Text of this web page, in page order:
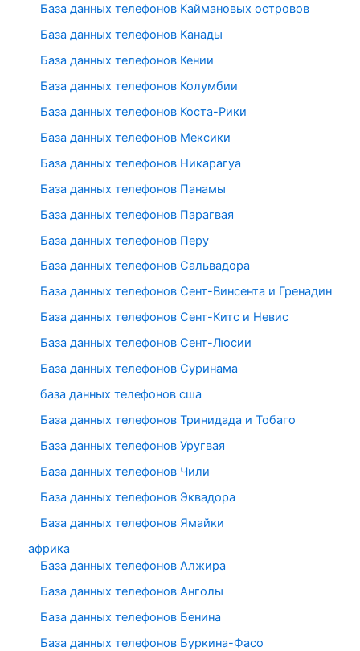
База данных телефонов Каймановых островов
База данных телефонов Канады
База данных телефонов Кении
База данных телефонов Колумбии
База данных телефонов Коста-Рики
База данных телефонов Мексики
База данных телефонов Никарагуа
База данных телефонов Панамы
База данных телефонов Парагвая
База данных телефонов Перу
База данных телефонов Сальвадора
База данных телефонов Сент-Винсента и Гренадин
База данных телефонов Сент-Китс и Невис
База данных телефонов Сент-Люсии
База данных телефонов Суринама
база данных телефонов сша
База данных телефонов Тринидада и Тобаго
База данных телефонов Уругвая
База данных телефонов Чили
База данных телефонов Эквадора
База данных телефонов Ямайки
африка
База данных телефонов Алжира
База данных телефонов Анголы
База данных телефонов Бенина
База данных телефонов Буркина-Фасо